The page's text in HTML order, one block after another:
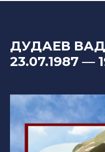
ДУДАЕВ
23.07.1987 —